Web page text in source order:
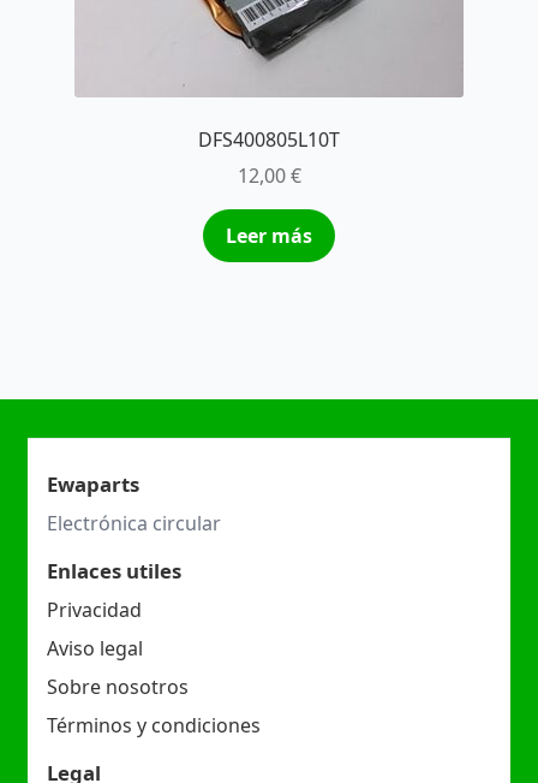
DFS400805L10T
12,00€
Leer más
Ewaparts
Electrónica circular
Enlaces utiles
Privacidad
Aviso legal
Sobre nosotros
Términos y condiciones
Legal